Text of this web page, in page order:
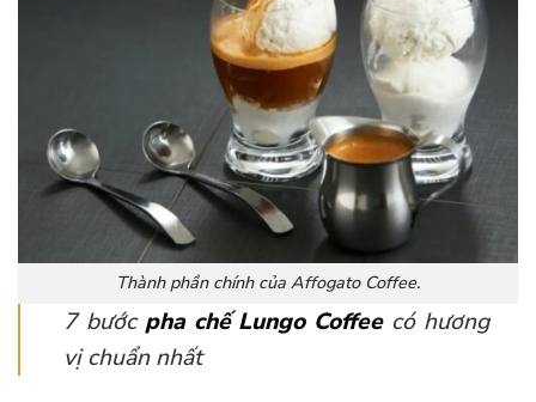
Thành phần chính của Affogato Coffee.
7 bước pha chế Lungo Coffeecó hương
vị chuẩn nhất